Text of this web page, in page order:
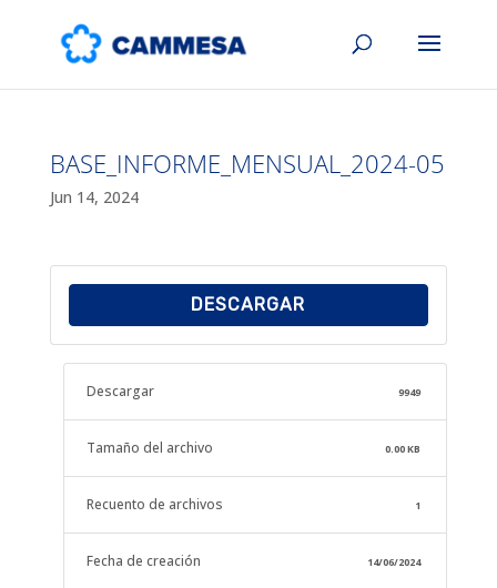
BASE_INFORME_MENSUAL_2024-05
Jun 14, 2024
DESCARGAR
Descargar 9949
Tamaño del archivo 0.00 KB
Recuento de archivos 1
Fecha de creación 14/06/2024